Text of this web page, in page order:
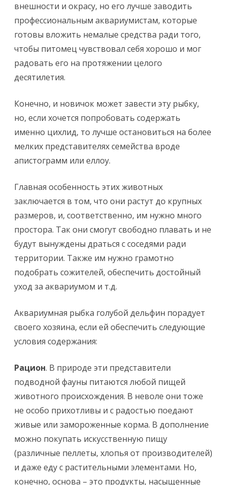
внешности и окрасу, но его лучше заводить
профессиональным аквариумистам, которые
готовы вложить немалые средства ради того,
чтобы питомец чувствовал себя хорошо и мог
радовать его на протяжении целого
десятилетия.
Конечно, и новичок может завести эту рыбку,
но, если хочется попробовать содержать
именно цихлид, то лучше остановиться на более
мелких представителях семейства вроде
апистограмм или еллоу.
Главная особенность этих животных
заключается в том, что они растут до крупных
размеров, и, соответственно, им нужно много
простора. Так они смогут свободно плавать и не
будут вынуждены драться с соседями ради
территории. Также им нужно грамотно
подобрать сожителей, обеспечить достойный
уход за аквариумом и т.д.
Аквариумная рыбка голубой дельфин порадует
своего хозяина, если ей обеспечить следующие
условия содержания:
Рацион. В природе эти представители
подводной фауны питаются любой пищей
животного происхождения. В неволе они тоже
не особо прихотливы и с радостью поедают
живые или замороженные корма. В дополнение
можно покупать искусственную пищу
(различные пеллеты, хлопья от производителей)
и даже еду с растительными элементами. Но,
конечно, основа – это продукты, насыщенные